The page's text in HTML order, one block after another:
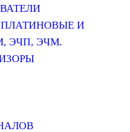
И
ЭЧП, ЭЧМ.